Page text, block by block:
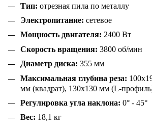
Тип: отрезная пила по металлу
Электропитание: сетевое
Мощность двигателя: 2400 Вт
Скорость вращения: 3800 об/мин
Диаметр диска: 355 мм
Максимальная глубина реза:
мм (квадрат), 130x130 мм (L-
Регулировка угла наклона: 0° - 45°
Вес: 18,1 кг